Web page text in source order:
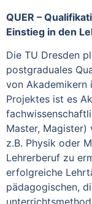
QUER –
Einstieg in den
Die TU Dresden
postgraduales
von Akademikern
Projektes ist es
Master,
z.B. Physik oder
Lehrerberuf zu
erfolgreiche
pädagogischen,